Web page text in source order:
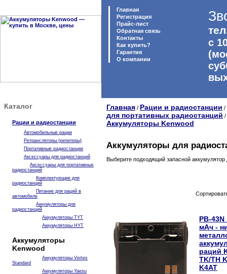
Главная
Регистрация
Прайс-лист
Обратная связь
Контакты
Как купить?
Гарантия
O компании
с
Каталог
Рации и радиостанции
Автомобильные рации
Ретрансляторы (репитеры)
Портативные радиостанции
Аксессуары для радиостанций
Аксессуары для портативных
радиостанций
Комплектующие для
радиостанций
Питание для раций в
автомобиле
Аккумуляторы для
радиостанций
Аккумуляторы TYT
Аккумуляторы HYT
Аккумуляторы
Kenwood
Аккумуляторы Vertex
Standard
Аккумуляторы Yaesu
Главная / Рации и радиостанции /
для портативных радиостанций /
Аккумуляторы Kenwood
Аккумуляторы для
Выберите подходящий запасной аккумулятор
PB-43N
мАч -
раций
TK/TH
K4AT